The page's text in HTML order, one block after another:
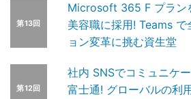
第13回
Microsoft 365 F プラン
美容職に採用! Teams
ョン変革に挑む資生堂
第12回
社内 SNSでコミュニケ
富士通! グローバルの利